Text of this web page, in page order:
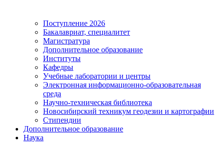
Поступление 2026
Бакалавриат, специалитет
Магистратура
Дополнительное образование
Институты
Кафедры
Учебные лаборатории и центры
Электронная информационно-образовательная
среда
Научно-техническая библиотека
Новосибирский техникум геодезии и картографии
Стипендии
Дополнительное образование
Наука